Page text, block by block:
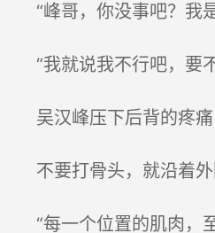
“峰哥，你没事吧？我
“我就说我不行吧，要
吴汉峰压下后背的疼痛
不要打骨头，就沿着外
“每一个位置的肌肉，